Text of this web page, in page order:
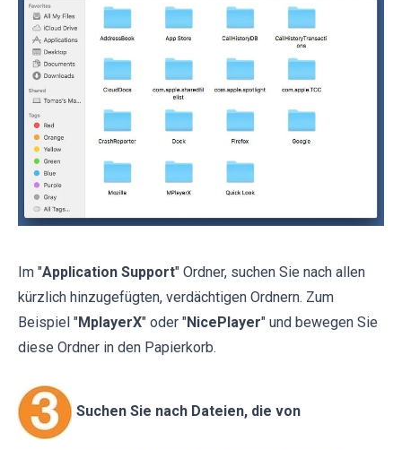
Im "Application Support" Ordner, suchen Sie nach allen
kürzlich hinzugefügten, verdächtigen Ordnern. Zum
Beispiel "MplayerX" oder "NicePlayer" und bewegen Sie
diese Ordner in den Papierkorb.
Suchen Sie nach Dateien, die von